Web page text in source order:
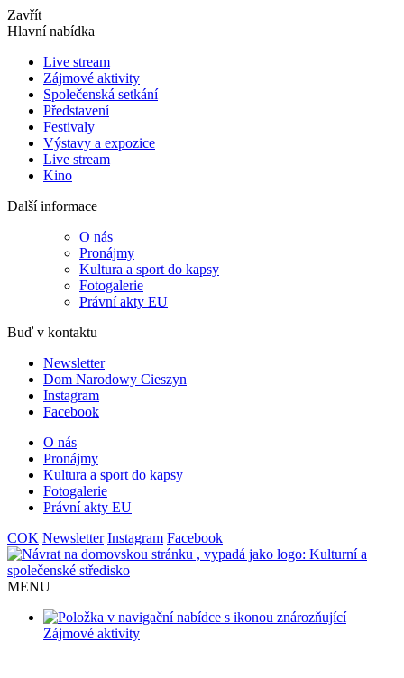
Zavřít
Hlavní nabídka
Live stream
Zájmové aktivity
Společenská setkání
Představení
Festivaly
Výstavy a expozice
Live stream
Kino
Další informace
O nás
Pronájmy
Kultura a sport do kapsy
Fotogalerie
Právní akty EU
Buď v kontaktu
Newsletter
Dom Narodowy Cieszyn
Instagram
Facebook
O nás
Pronájmy
Kultura a sport do kapsy
Fotogalerie
Právní akty EU
COK Newsletter Instagram Facebook
MENU
Zájmové aktivity